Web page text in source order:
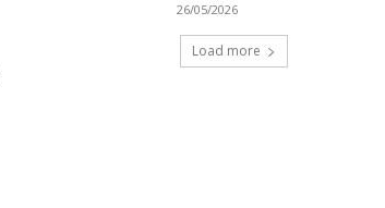
26/05/2026
Load more